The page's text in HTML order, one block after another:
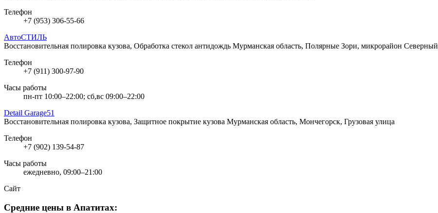
Телефон
+7 (953) 306-55-66
АвтоСТИЛЬ
Восстановительная полировка кузова, Обработка стекол антидождь Мурманская область, Полярные Зори, микрорайон Северный
Телефон
+7 (911) 300-97-90
Часы работы
пн-пт 10:00–22:00; сб,вс 09:00–22:00
Detail Garage51
Восстановительная полировка кузова, Защитное покрытие кузова Мурманская область, Мончегорск, Грузовая улица
Телефон
+7 (902) 139-54-87
Часы работы
ежедневно, 09:00–21:00
Сайт
Средние цены в Апатитах: